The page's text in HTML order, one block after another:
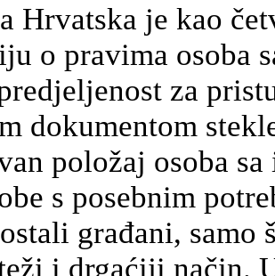
Hrvatska je kao
o pravima osoba
za
dokumentom
položaj osoba
s posebnim
građani, samo
i drgaćiji način.